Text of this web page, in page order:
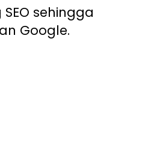
sehingga
Google.